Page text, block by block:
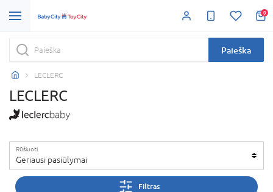
0
Paieška
LECLERC
LECLERC
Rūšiuoti
Geriausi pasiūlymai
Filtras